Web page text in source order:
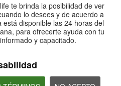
te brinda la posibilidad de ver
lo desees y de acuerdo a
disponible las 24 horas del
para ofrecerte ayuda con tu
y capacitado.
2:20